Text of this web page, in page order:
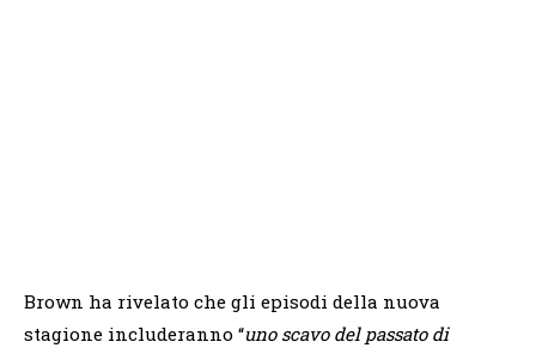
Brown ha rivelato che gli episodi della nuova
stagione includeranno “uno scavo del passato di